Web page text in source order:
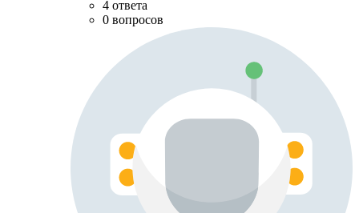
4 ответа
0 вопросов